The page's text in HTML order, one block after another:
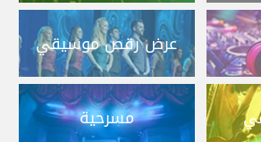
عرض رقص موسيقي
مسرحية